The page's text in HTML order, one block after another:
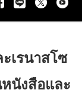
เรนาสโซ
นังสือและ